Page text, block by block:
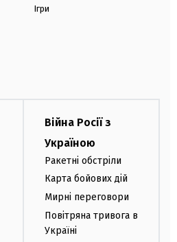
Ігри
Війна Росії з
Україною
Ракетні обстріли
Карта бойових дій
Мирні переговори
Повітряна тривога в
Україні